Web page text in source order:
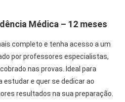
Médica – 12 meses
completo e tenha acesso a um
por professores especialistas,
nas provas. Ideal para
e quer se dedicar ao
resultados na sua preparação.